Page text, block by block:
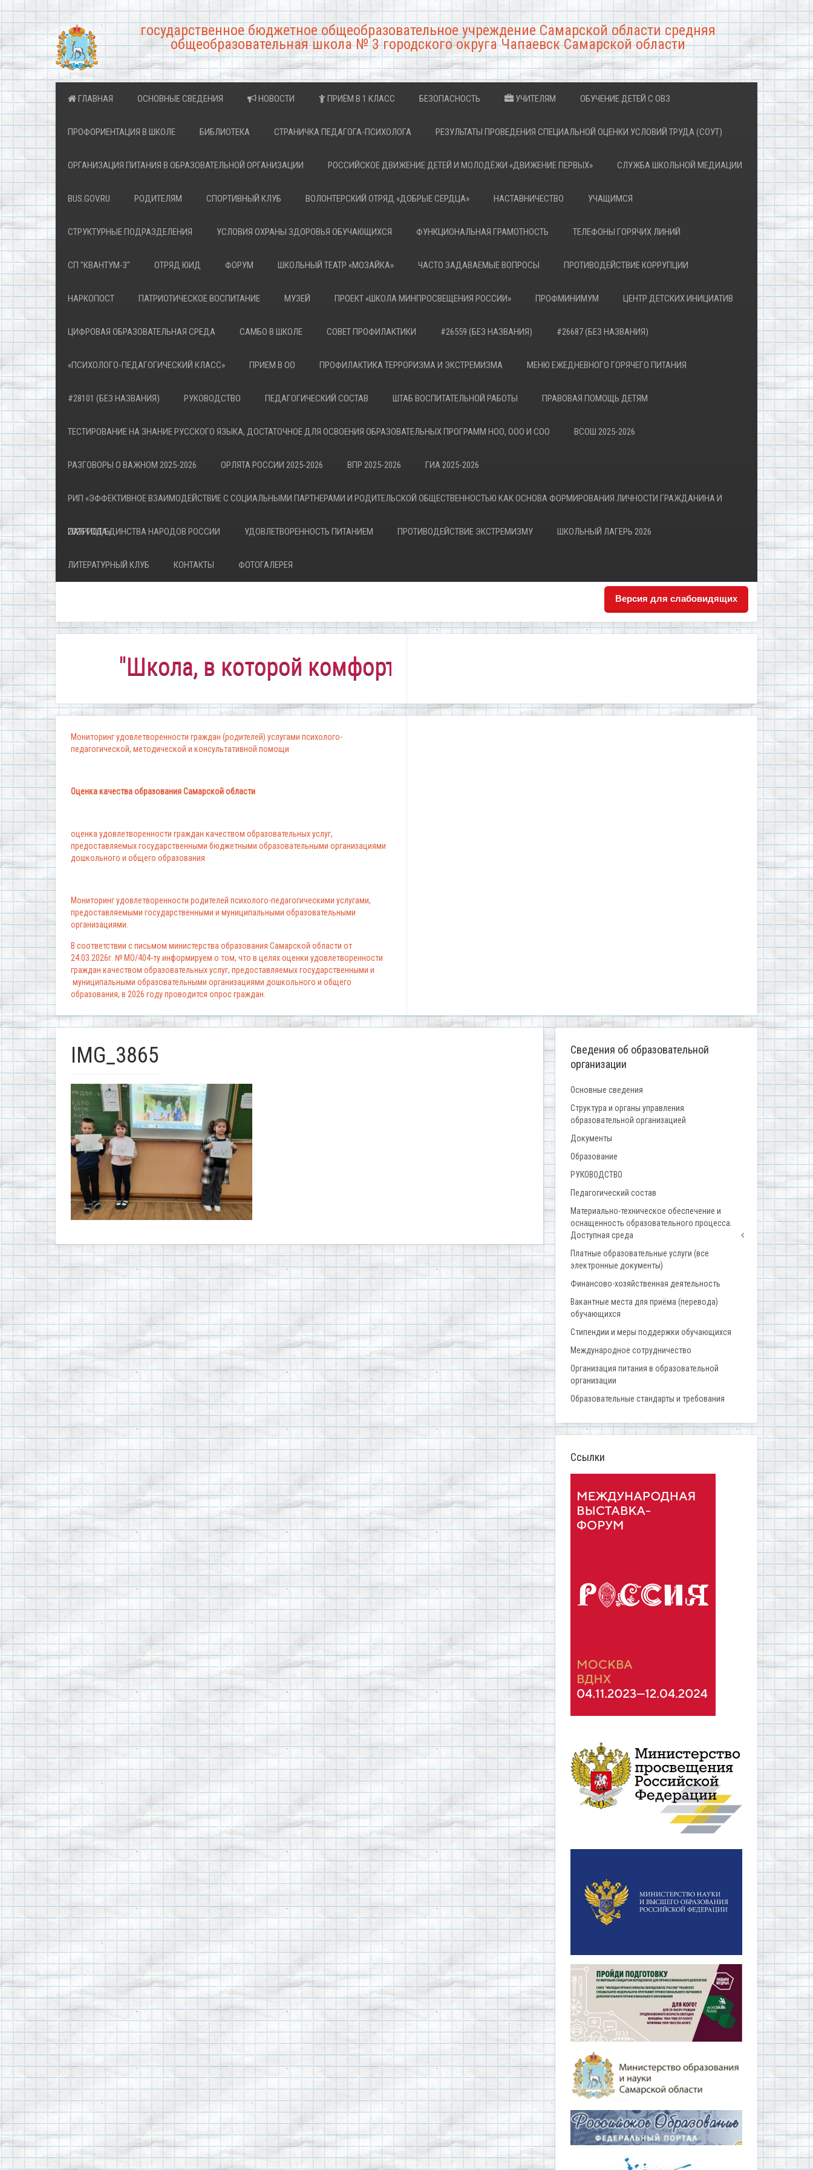
государственное бюджетное общеобразовательное учреждение Самарской области средняя
общеобразовательная школа № 3 городского округа Чапаевск Самарской области
ГЛАВНАЯ ОСНОВНЫЕ СВЕДЕНИЯ НОВОСТИ ПРИЁМ В 1 КЛАСС БЕЗОПАСНОСТЬ УЧИТЕЛЯМ ОБУЧЕНИЕ ДЕТЕЙ С ОВЗ
ПРОФОРИЕНТАЦИЯ В ШКОЛЕ БИБЛИОТЕКА СТРАНИЧКА ПЕДАГОГА-ПСИХОЛОГА РЕЗУЛЬТАТЫ ПРОВЕДЕНИЯ СПЕЦИАЛЬНОЙ ОЦЕНКИ УСЛОВИЙ ТРУДА (СОУТ)
ОРГАНИЗАЦИЯ ПИТАНИЯ В ОБРАЗОВАТЕЛЬНОЙ ОРГАНИЗАЦИИ РОССИЙСКОЕ ДВИЖЕНИЕ ДЕТЕЙ И МОЛОДЁЖИ «ДВИЖЕНИЕ ПЕРВЫХ» СЛУЖБА ШКОЛЬНОЙ МЕДИАЦИИ
BUS.GOV.RU РОДИТЕЛЯМ СПОРТИВНЫЙ КЛУБ ВОЛОНТЕРСКИЙ ОТРЯД «ДОБРЫЕ СЕРДЦА» НАСТАВНИЧЕСТВО УЧАЩИМСЯ
СТРУКТУРНЫЕ ПОДРАЗДЕЛЕНИЯ УСЛОВИЯ ОХРАНЫ ЗДОРОВЬЯ ОБУЧАЮЩИХСЯ ФУНКЦИОНАЛЬНАЯ ГРАМОТНОСТЬ ТЕЛЕФОНЫ ГОРЯЧИХ ЛИНИЙ
СП "КВАНТУМ-3" ОТРЯД ЮИД ФОРУМ ШКОЛЬНЫЙ ТЕАТР «МОЗАЙКА» ЧАСТО ЗАДАВАЕМЫЕ ВОПРОСЫ ПРОТИВОДЕЙСТВИЕ КОРРУПЦИИ
НАРКОПОСТ ПАТРИОТИЧЕСКОЕ ВОСПИТАНИЕ МУЗЕЙ ПРОЕКТ «ШКОЛА МИНПРОСВЕЩЕНИЯ РОССИИ» ПРОФМИНИМУМ ЦЕНТР ДЕТСКИХ ИНИЦИАТИВ
ЦИФРОВАЯ ОБРАЗОВАТЕЛЬНАЯ СРЕДА САМБО В ШКОЛЕ СОВЕТ ПРОФИЛАКТИКИ #26559 (БЕЗ НАЗВАНИЯ) #26687 (БЕЗ НАЗВАНИЯ)
«ПСИХОЛОГО-ПЕДАГОГИЧЕСКИЙ КЛАСС» ПРИЕМ В ОО ПРОФИЛАКТИКА ТЕРРОРИЗМА И ЭКСТРЕМИЗМА МЕНЮ ЕЖЕДНЕВНОГО ГОРЯЧЕГО ПИТАНИЯ
#28101 (БЕЗ НАЗВАНИЯ) РУКОВОДСТВО ПЕДАГОГИЧЕСКИЙ СОСТАВ ШТАБ ВОСПИТАТЕЛЬНОЙ РАБОТЫ ПРАВОВАЯ ПОМОЩЬ ДЕТЯМ
ТЕСТИРОВАНИЕ НА ЗНАНИЕ РУССКОГО ЯЗЫКА, ДОСТАТОЧНОЕ ДЛЯ ОСВОЕНИЯ ОБРАЗОВАТЕЛЬНЫХ ПРОГРАММ НОО, ООО И СОО ВСОШ 2025-2026
РАЗГОВОРЫ О ВАЖНОМ 2025-2026 ОРЛЯТА РОССИИ 2025-2026 ВПР 2025-2026 ГИА 2025-2026
РИП «ЭФФЕКТИВНОЕ ВЗАИМОДЕЙСТВИЕ С СОЦИАЛЬНЫМИ ПАРТНЕРАМИ И РОДИТЕЛЬСКОЙ ОБЩЕСТВЕННОСТЬЮ КАК ОСНОВА ФОРМИРОВАНИЯ ЛИЧНОСТИ ГРАЖДАНИНА И
ПАТРИОТА»
2026 ГОД ЕДИНСТВА НАРОДОВ РОССИИ УДОВЛЕТВОРЕННОСТЬ ПИТАНИЕМ ПРОТИВОДЕЙСТВИЕ ЭКСТРЕМИЗМУ ШКОЛЬНЫЙ ЛАГЕРЬ 2026
ЛИТЕРАТУРНЫЙ КЛУБ КОНТАКТЫ ФОТОГАЛЕРЕЯ
Версия для слабовидящих
"Школа, в которой комфортно всем!"
Мониторинг удовлетворенности граждан (родителей) услугами психолого-
педагогической, методической и консультативной помощи
Оценка качества образования Самарской области
оценка удовлетворенности граждан качеством образовательных услуг,
предоставляемых государственными бюджетными образовательными организациями
дошкольного и общего образования
Мониторинг удовлетворенности родителей психолого-педагогическими услугами,
предоставляемыми государственными и муниципальными образовательными
организациями.
В соответствии с письмом министерства образования Самарской области от
24.03.2026г. № МО/404-ту информируем о том, что в целях оценки удовлетворенности
граждан качеством образовательных услуг, предоставляемых государственными и
муниципальными образовательными организациями дошкольного и общего
образования, в 2026 году проводится опрос граждан.
IMG_3865
Сведения об образовательной
организации
Основные сведения
Структура и органы управления
образовательной организацией
Документы
Образование
РУКОВОДСТВО
Педагогический состав
Материально-техническое обеспечение и
оснащенность образовательного процесса.
Доступная среда
Платные образовательные услуги (все
электронные документы)
Финансово-хозяйственная деятельность
Вакантные места для приёма (перевода)
обучающихся
Стипендии и меры поддержки обучающихся
Международное сотрудничество
Организация питания в образовательной
организации
Образовательные стандарты и требования
Ссылки